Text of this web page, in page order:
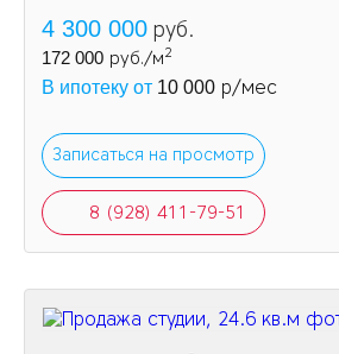
4 300 000 руб.
172 000 руб./м2
В ипотеку от 10 000 р/мес
Записаться на просмотр
8 (928) 411-79-51